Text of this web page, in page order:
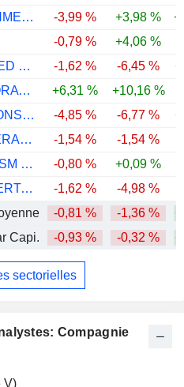
Compagnie
V)
SPHERE ENTERTAINMENT CO.
-3,99 % +3,98 %
-0,79 % +4,06 %
MANCHESTER UNITED PLC
-1,62 % -6,45 %
ROUND ONE CORPORATION
+6,31 % +10,16 %
PURSUIT ATTRACTIONS AND HOSPITALITY, INC.
-4,85 % -6,77 %
CORPORACIÓN INTERAMERICANA DE ENTRETENIMIENTO, S.A.B. DE C.V.
-1,54 % -1,54 %
HUANGSHAN TOURISM DEVELOPMENT CO.,LTD.
-0,80 % +0,09 %
LUCKY STRIKE ENTERTAINMENT CORPORATION
-1,62 % -4,98 %
-0,81 % -1,36 %
Capi.
-0,93 % -0,32 %
sectorielles